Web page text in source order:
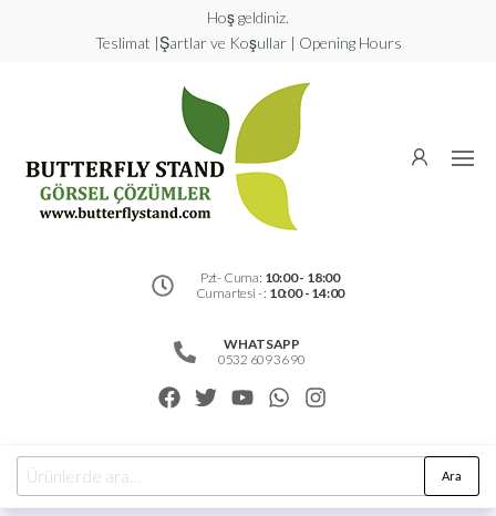
Hoş geldiniz.
Teslimat |Şartlar ve Koşullar | Opening Hours
Görsel
Pzt- Cuma: 10:00 - 18:00
Cumartesi - : 10:00 - 14:00
WHATSAPP
0532 609 36 90
Ara